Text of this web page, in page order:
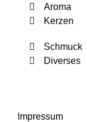
Aroma
Kerzen
Schmuck
Diverses
Impressum